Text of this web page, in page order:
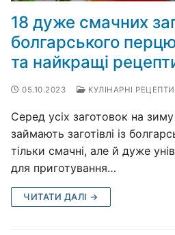
18 дуже смачних
болгарського
та найкращі
05.10.2023 КУЛІНАРНІ РЕЦЕПТИ
Серед усіх заготовок на
займають заготівлі із
тільки смачні, але й дуже
для приготування…
ЧИТАТИ ДАЛІ →